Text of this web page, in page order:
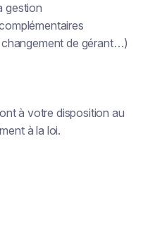
gestion
de gérant…)
à votre disposition au
à la loi.